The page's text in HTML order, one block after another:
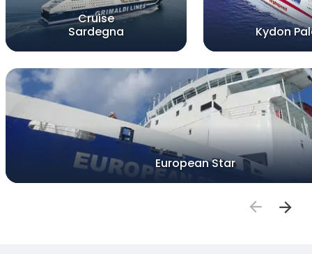
Cruise
Sardegna
Kydon
European Star